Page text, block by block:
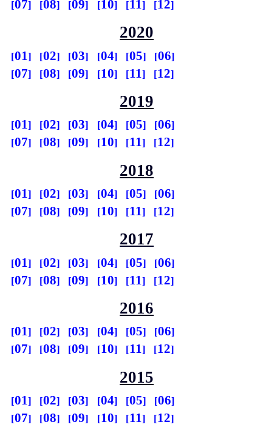
07 08 09 10 11 12
2020
01 02 03 04 05
06
07
08 09 10 11 12
2019
01 02 03 04 05
06
07
08 09 10 11 12
2018
01 02 03 04 05
06
07
08 09 10 11 12
2017
01 02 03 04 05
06
07
08 09 10 11 12
2016
01 02 03 04 05
06
07
08 09 10 11 12
2015
01 02 03 04 05
06
07
08 09 10 11 12